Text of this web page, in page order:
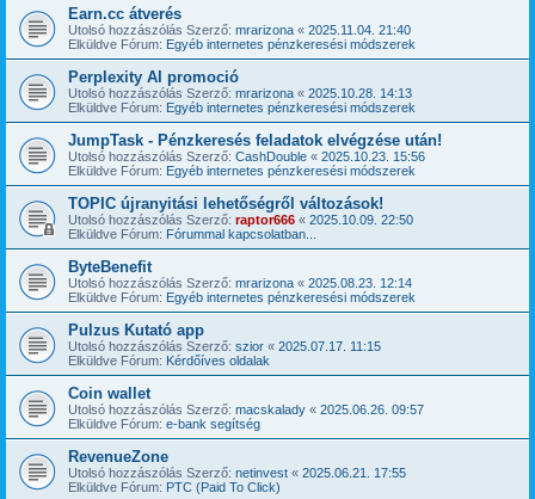
Earn.cc átverés
Utolsó hozzászólás Szerző: mrarizona « 2025.11.04. 21:40
Elküldve Fórum: Egyéb internetes pénzkeresési módszerek
Perplexity AI promoció
Utolsó hozzászólás Szerző: mrarizona « 2025.10.28. 14:13
Elküldve Fórum: Egyéb internetes pénzkeresési módszerek
JumpTask - Pénzkeresés feladatok elvégzése után!
Utolsó hozzászólás Szerző: CashDouble « 2025.10.23. 15:56
Elküldve Fórum: Egyéb internetes pénzkeresési módszerek
TOPIC újranyitási lehetőségről változások!
Utolsó hozzászólás Szerző: raptor666 « 2025.10.09. 22:50
Elküldve Fórum: Fórummal kapcsolatban...
ByteBenefit
Utolsó hozzászólás Szerző: mrarizona « 2025.08.23. 12:14
Elküldve Fórum: Egyéb internetes pénzkeresési módszerek
Pulzus Kutató app
Utolsó hozzászólás Szerző: szior « 2025.07.17. 11:15
Elküldve Fórum: Kérdőíves oldalak
Coin wallet
Utolsó hozzászólás Szerző: macskalady « 2025.06.26. 09:57
Elküldve Fórum: e-bank segítség
RevenueZone
Utolsó hozzászólás Szerző: netinvest « 2025.06.21. 17:55
Elküldve Fórum: PTC (Paid To Click)